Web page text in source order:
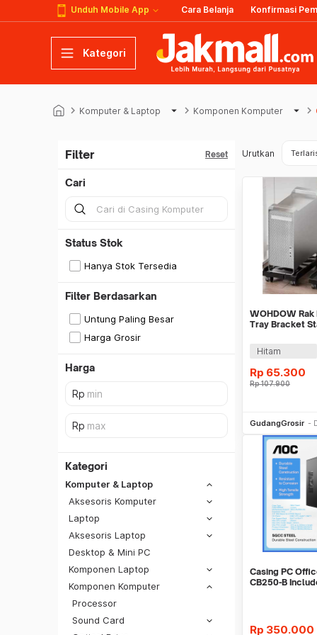
Unduh Mobile App Cara Belanja Konfirmasi
Kategori
keyboard_arrow_right Komputer & Laptop arrow_drop_down keyboard_arrow_right Komponen Komputer arrow_drop_down keyboard_arrow_right
Filter Reset
Cari
Status Stok
Hanya Stok Tersedia
Filter Berdasarkan
Untung Paling Besar
Harga Grosir
Harga
Kategori
Komputer & Laptop
Aksesoris Komputer
Laptop
Aksesoris Laptop
Desktop & Mini PC
Komponen Laptop
Komponen Komputer
Processor
Sound Card
SiCepat REG
SiCepat BEST
Urutkan
WOHDOW
Tray Bracket
Hitam
Rp 65.300
Rp107.900
GudangGrosir
Casing PC
CB250-B
Rp 350.000